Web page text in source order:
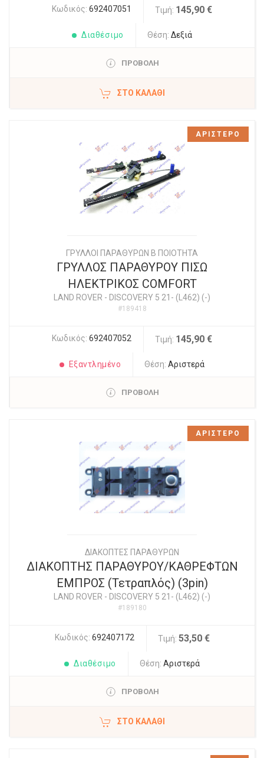
Κωδικός: 692407051 Τιμή: 145,90 €
Διαθέσιμο Θέση: Δεξιά
ΠΡΟΒΟΛΗ
ΣΤΟ ΚΑΛΆΘΙ
ΓΡΥΛΛΟΙ ΠΑΡΑΘΥΡΩΝ Β ΠΟΙΟΤΗΤΑ
ΓΡΥΛΛΟΣ ΠΑΡΑΘΥΡΟΥ ΠΙΣΩ
ΗΛΕΚΤΡΙΚΟΣ COMFORT
LAND ROVER - DISCOVERY 5 21- (L462) (-)
#189418
Κωδικός: 692407052 Τιμή: 145,90 €
Εξαντλημένο Θέση:Αριστερά
ΠΡΟΒΟΛΗ
ΑΡΙΣΤΕΡΟ
ΔΙΑΚΟΠΤΕΣ ΠΑΡΑΘΥΡΩΝ
ΔΙΑΚΟΠΤΗΣ ΠΑΡΑΘΥΡΟΥ/ΚΑΘΡΕΦΤΩΝ
ΕΜΠΡΟΣ (Τετραπλός) (3pin)
LAND ROVER - DISCOVERY 5 21- (L462) (-)
#189180
Κωδικός: 692407172 Τιμή: 53,50 €
Διαθέσιμο Θέση: Αριστερά
ΠΡΟΒΟΛΗ
ΣΤΟ ΚΑΛΆΘΙ
ΑΡΙΣΤΕΡΟ